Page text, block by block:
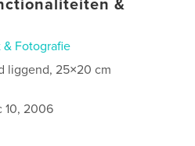
&
& Fotografie
liggend, 25×20 cm
10, 2006